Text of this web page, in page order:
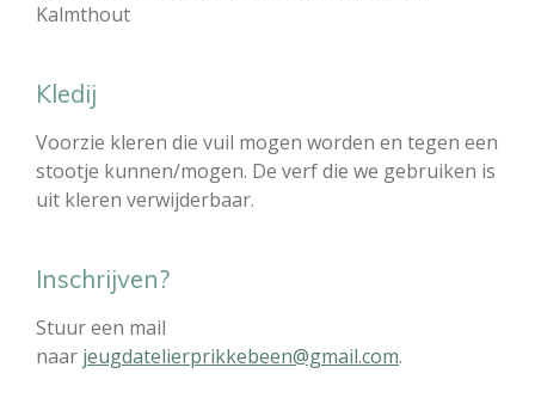
Kalmthout
Kledij
Voorzie kleren die vuil mogen worden en tegen een
stootje kunnen/mogen. De verf die we gebruiken is
uit kleren verwijderbaar.
Inschrijven?
Stuur een mail
naar jeugdatelierprikkebeen@gmail.com.